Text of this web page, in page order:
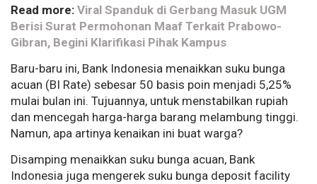
Read more: Viral Spanduk di Gerbang Masuk UGM
Berisi Surat Permohonan Maaf Terkait Prabowo-
Gibran, Begini Klarifikasi Pihak Kampus
Baru-baru ini, Bank Indonesia menaikkan suku bunga
acuan (BI Rate) sebesar 50 basis poin menjadi 5,25%
mulai bulan ini. Tujuannya, untuk menstabilkan rupiah
dan mencegah harga-harga barang melambung tinggi.
Namun, apa artinya kenaikan ini buat warga?
Disamping menaikkan suku bunga acuan, Bank
Indonesia juga mengerek suku bunga deposit facility